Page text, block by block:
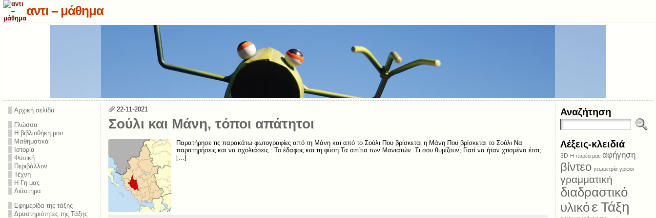
αντι – μάθημα
Αρχική σελίδα
Γλώσσα
Η βιβλιοθήκη μου
Μαθηματικά
Ιστορία
Φυσική
Περιβάλλον
Τέχνη
Η Γη μας
Διάστημα
Εφημερίδα της τάξης
Δραστηριότητες της Τάξης
22-11-2021
Σούλι και Μάνη, τόποι απάτητοι
Παρατήρησε τις παρακάτω φωτογραφίες από τη Μάνη και από το Σούλι Που βρίσκεται η Μάνη Που βρίσκεται το Σούλι Να
παρατηρήσεις και να σχολιάσεις : Το έδαφος και τη φύση Τα σπίτια των Μανιατών. Τι σου θυμίζουν; Γιατί να ήταν χτισμένα έτσι;
[…]
Αναζήτηση
Λέξεις-κλειδιά
3D Η παρέα μας αφήγηση
βίντεο γεωμετρία γρίφοι
γραμματική
διαδραστικό
υλικόε Τάξη